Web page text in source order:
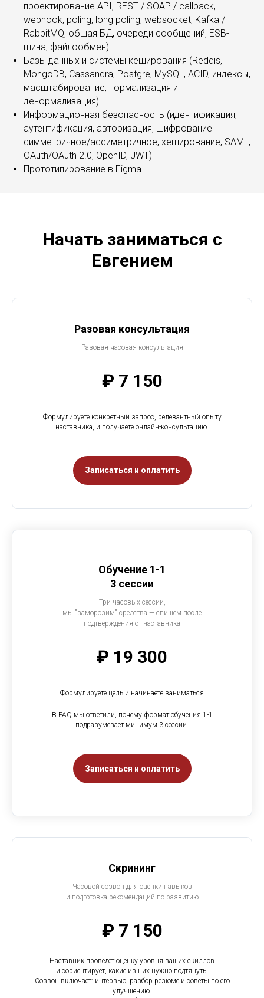
проектирование API, REST / SOAP / callback,
webhook, poling, long poling, websocket, Kafka /
RabbitMQ, общая БД, очереди сообщений, ESB-
шина, файлообмен)
Базы данных и системы кеширования (Reddis,
MongoDB, Cassandra, Postgre, MySQL, ACID, индексы,
масштабирование, нормализация и
денормализация)
Информационная безопасность (идентификация,
аутентификация, авторизация, шифрование
симметричное/ассиметричное, хеширование, SAML,
OAuth/OAuth 2.0, OpenID, JWT)
Прототипирование в Figma
Начать заниматься с
Евгением
Разовая консультация
Разовая часовая консультация
₽ 7 150
Формулируете конкретный запрос, релевантный опыту
наставника, и получаете онлайн-консультацию.
Записаться и оплатить
Обучение 1-1
3 сессии
Три часовых сессии,
мы "заморозим" средства — спишем после
подтверждения от наставника
₽ 19 300
Формулируете цель и начинаете заниматься
В FAQ мы ответили, почему формат обучения 1-1
подразумевает минимум 3 сессии.
Записаться и оплатить
Скрининг
Часовой созвон для оценки навыков
и подготовка рекомендаций по развитию
₽ 7 150
Наставник проведёт оценку уровня ваших скиллов
и сориентирует, какие из них нужно подтянуть.
Созвон включает: интервью, разбор резюме и советы по его
улучшению.